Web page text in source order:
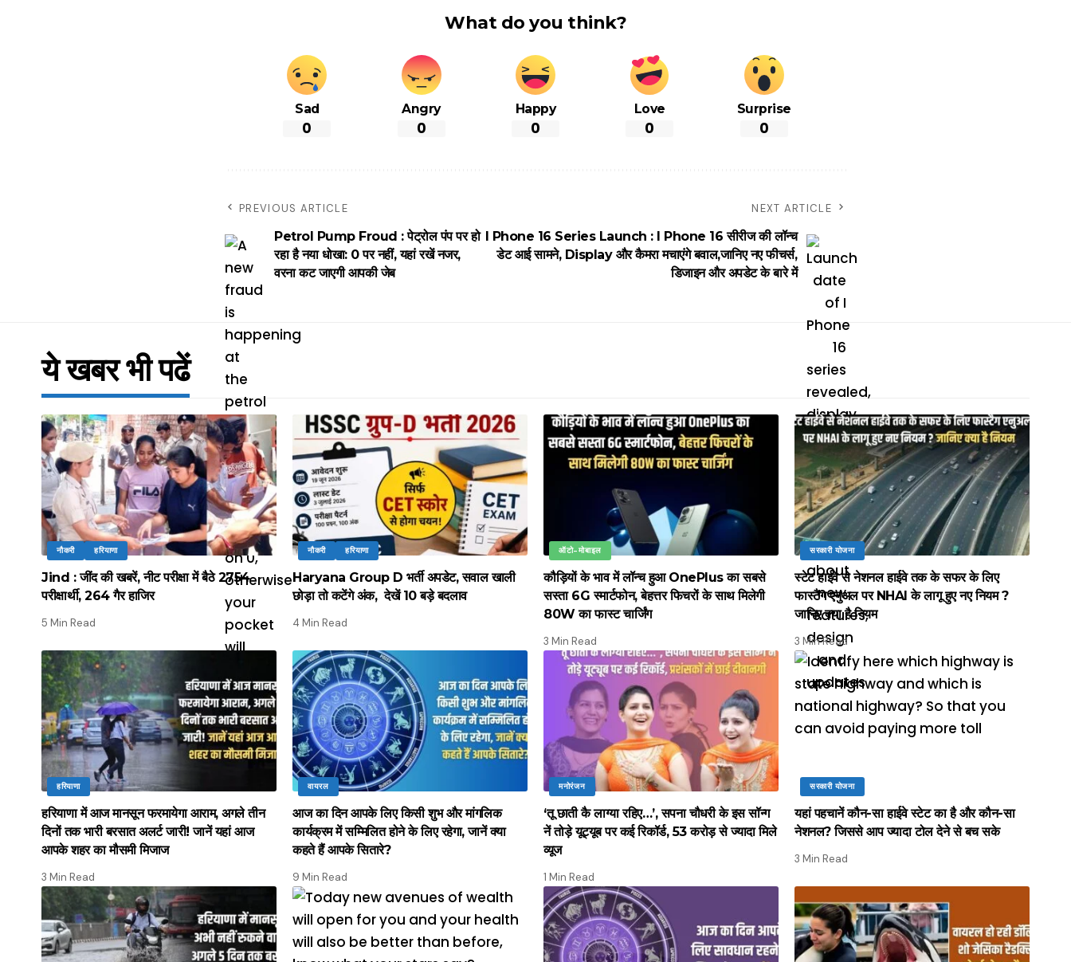
What do you think?
Sad
0
Angry
0
Happy
0
Love
0
Surprise
0
PREVIOUS ARTICLE
Petrol Pump Froud : पेट्रोल पंप पर हो
रहा है नया धोखा: 0 पर नहीं, यहां रखें नजर,
वरना कट जाएगी आपकी जेब
NEXT ARTICLE
I Phone 16 Series Launch : I Phone 16 सीरीज की लॉन्च
डेट आई सामने, Display और कैमरा मचाएंगे बवाल,जानिए नए फीचर्स,
डिजाइन और अपडेट के बारे में
ये खबर भी पढें
नौकरी हरियाणा
Jind : जींद की खबरें, नीट परीक्षा में बैठे 2754
परीक्षार्थी, 264 गैर हाजिर
5 Min Read
नौकरी हरियाणा
Haryana Group D भर्ती अपडेट, सवाल खाली
छोड़ा तो कटेंगे अंक, देखें 10 बड़े बदलाव
4 Min Read
ऑटो-मोबाइल
कौड़ियों के भाव में लॉन्च हुआ OnePlus का सबसे
सस्ता 6G स्मार्टफोन, बेहत्तर फिचरों के साथ मिलेगी
80W का फास्ट चार्जिंग
3 Min Read
सरकारी योजना
स्टेट हाईवे से नेशनल हाईवे तक के सफर के लिए
फास्टैग एनुअल पर NHAI के लागू हुए नए नियम ?
जानिए क्या है नियम
3 Min Read
हरियाणा
हरियाणा में आज मानसून फरमायेगा आराम, अगले तीन
दिनों तक भारी बरसात अलर्ट जारी! जानें यहां आज
आपके शहर का मौसमी मिजाज
3 Min Read
वायरल
आज का दिन आपके लिए किसी शुभ और मांगलिक
कार्यक्रम में सम्मिलित होने के लिए रहेगा, जानें क्या
कहते हैं आपके सितारे?
9 Min Read
मनोरंजन
‘तू छाती कै लाग्या रहिए…’, सपना चौधरी के इस सॉन्ग
नें तोड़े यूट्यूब पर कई रिकॉर्ड, 53 करोड़ से ज्यादा मिले
व्यूज
1 Min Read
सरकारी योजना
यहां पहचानें कौन-सा हाईवे स्टेट का है और कौन-सा
नेशनल? जिससे आप ज्यादा टोल देने से बच सके
3 Min Read